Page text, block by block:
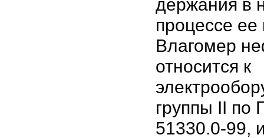
держания в
процессе ее
Влагомер
относится к
группы II по
51330.0-99,